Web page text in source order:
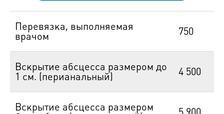
Перевязка, выполняемая
врачом
750
Вскрытие абсцесса размером до
1 см. (перианальный)
4 500
Вскрытие абсцесса размером